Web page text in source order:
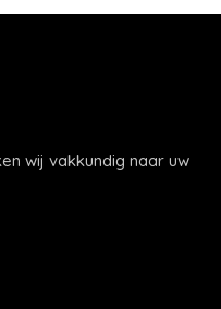
wij vakkundig naar uw